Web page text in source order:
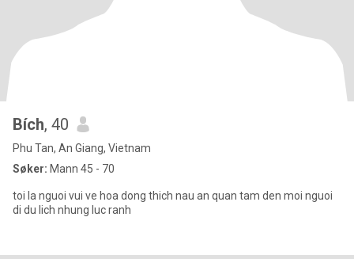
Bích, 40
Phu Tan, An Giang, Vietnam
Søker: Mann 45 - 70
toi la nguoi vui ve hoa dong thich nau an quan tam den moi nguoi
di du lich nhung luc ranh